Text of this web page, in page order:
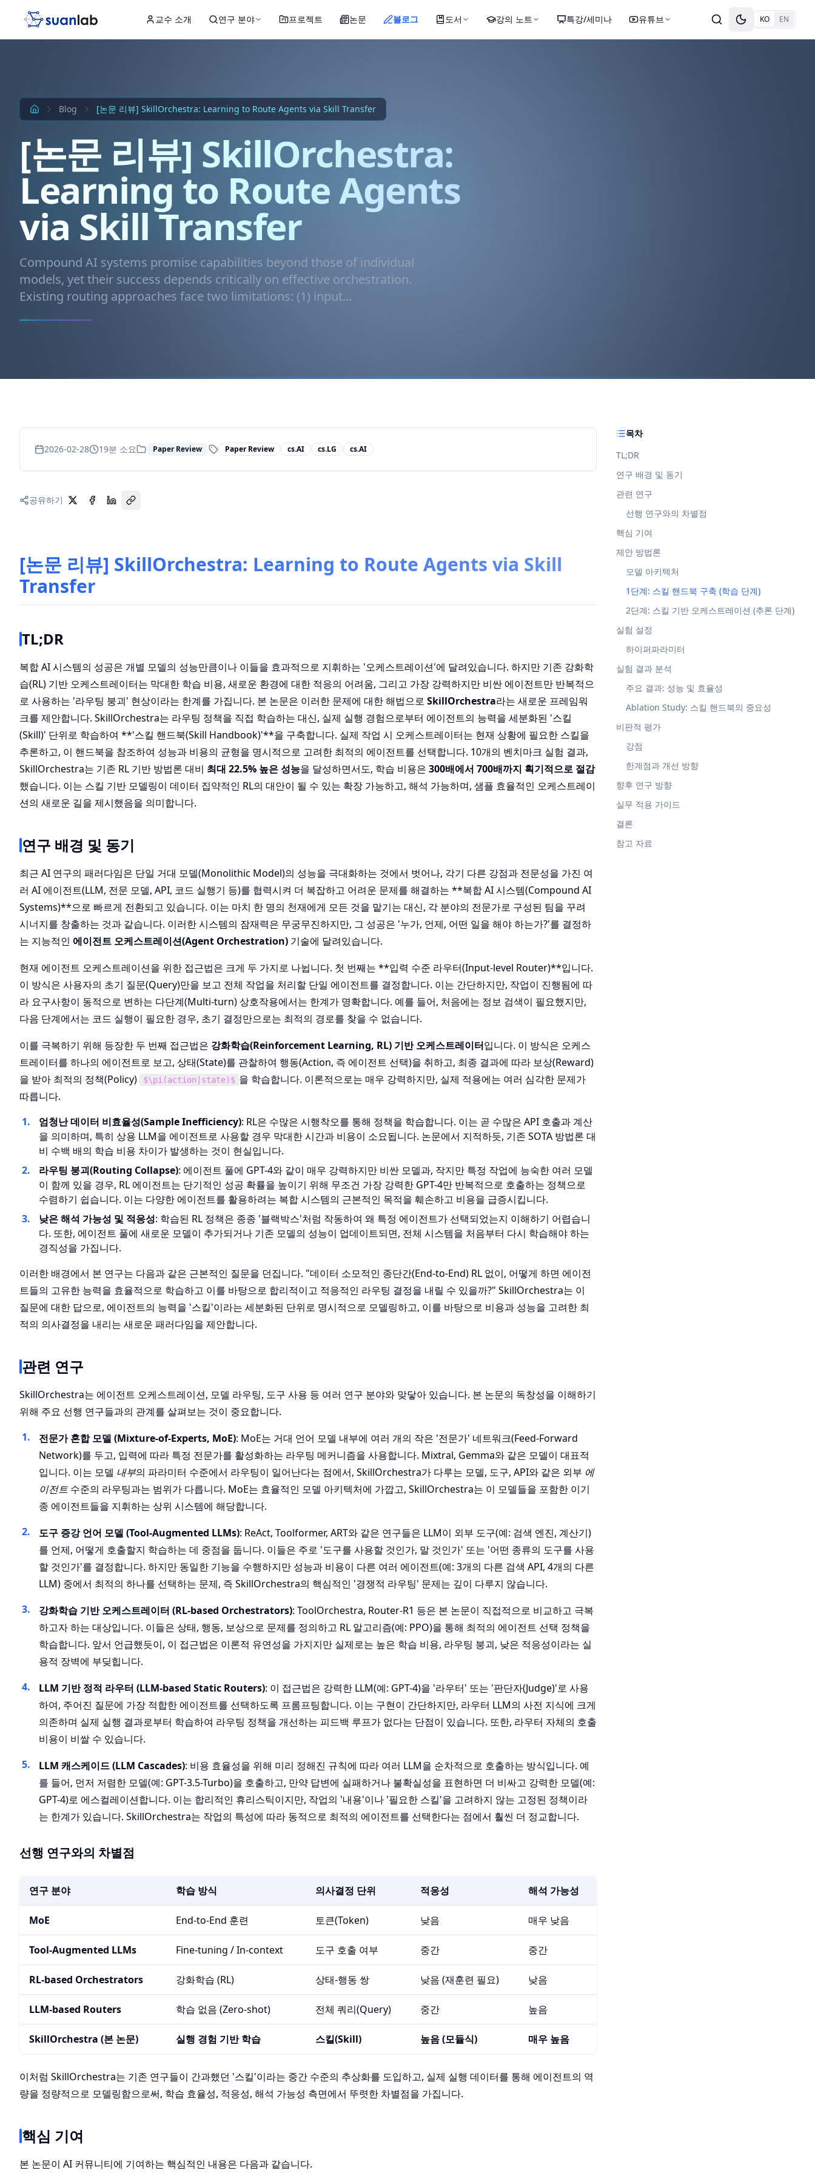
교수 소개 연구 분야 프로젝트 논문 블로그 도서 강의 노트 특강/세미나 유튜브 Toggle theme
KO EN
Blog [논문 리뷰] SkillOrchestra: Learning to Route Agents via Skill Transfer
[논문 리뷰] SkillOrchestra:
Learning to Route Agents
via Skill Transfer
Compound AI systems promise capabilities beyond those of individual
models, yet their success depends critically on effective orchestration.
Existing routing approaches face two limitations: (1) input...
2026-02-28 19분 소요 Paper Review Paper Review cs.AI cs.LG cs.AI
공유하기
[논문 리뷰] SkillOrchestra: Learning to Route Agents via Skill
Transfer
TL;DR
복합 AI 시스템의 성공은 개별 모델의 성능만큼이나 이들을 효과적으로 지휘하는 '오케스트레이션'에 달려있습니다. 하지만 기존 강화학
습(RL) 기반 오케스트레이터는 막대한 학습 비용, 새로운 환경에 대한 적응의 어려움, 그리고 가장 강력하지만 비싼 에이전트만 반복적으
로 사용하는 '라우팅 붕괴' 현상이라는 한계를 가집니다. 본 논문은 이러한 문제에 대한 해법으로 SkillOrchestra라는 새로운 프레임워
크를 제안합니다. SkillOrchestra는 라우팅 정책을 직접 학습하는 대신, 실제 실행 경험으로부터 에이전트의 능력을 세분화된 '스킬
(Skill)' 단위로 학습하여 **'스킬 핸드북(Skill Handbook)'**을 구축합니다. 실제 작업 시 오케스트레이터는 현재 상황에 필요한 스킬을
추론하고, 이 핸드북을 참조하여 성능과 비용의 균형을 명시적으로 고려한 최적의 에이전트를 선택합니다. 10개의 벤치마크 실험 결과,
SkillOrchestra는 기존 RL 기반 방법론 대비 최대 22.5% 높은 성능을 달성하면서도, 학습 비용은 300배에서 700배까지 획기적으로 절감
했습니다. 이는 스킬 기반 모델링이 데이터 집약적인 RL의 대안이 될 수 있는 확장 가능하고, 해석 가능하며, 샘플 효율적인 오케스트레이
션의 새로운 길을 제시했음을 의미합니다.
연구 배경 및 동기
최근 AI 연구의 패러다임은 단일 거대 모델(Monolithic Model)의 성능을 극대화하는 것에서 벗어나, 각기 다른 강점과 전문성을 가진 여
러 AI 에이전트(LLM, 전문 모델, API, 코드 실행기 등)를 협력시켜 더 복잡하고 어려운 문제를 해결하는 **복합 AI 시스템(Compound AI
Systems)**으로 빠르게 전환되고 있습니다. 이는 마치 한 명의 천재에게 모든 것을 맡기는 대신, 각 분야의 전문가로 구성된 팀을 꾸려
시너지를 창출하는 것과 같습니다. 이러한 시스템의 잠재력은 무궁무진하지만, 그 성공은 '누가, 언제, 어떤 일을 해야 하는가?'를 결정하
는 지능적인 에이전트 오케스트레이션(Agent Orchestration) 기술에 달려있습니다.
현재 에이전트 오케스트레이션을 위한 접근법은 크게 두 가지로 나뉩니다. 첫 번째는 **입력 수준 라우터(Input-level Router)**입니다.
이 방식은 사용자의 초기 질문(Query)만을 보고 전체 작업을 처리할 단일 에이전트를 결정합니다. 이는 간단하지만, 작업이 진행됨에 따
라 요구사항이 동적으로 변하는 다단계(Multi-turn) 상호작용에서는 한계가 명확합니다. 예를 들어, 처음에는 정보 검색이 필요했지만,
다음 단계에서는 코드 실행이 필요한 경우, 초기 결정만으로는 최적의 경로를 찾을 수 없습니다.
이를 극복하기 위해 등장한 두 번째 접근법은 강화학습(Reinforcement Learning, RL) 기반 오케스트레이터입니다. 이 방식은 오케스
트레이터를 하나의 에이전트로 보고, 상태(State)를 관찰하여 행동(Action, 즉 에이전트 선택)을 취하고, 최종 결과에 따라 보상(Reward)
을 받아 최적의 정책(Policy)
$\pi(action|state)$ 을 학습합니다. 이론적으로는 매우 강력하지만, 실제 적용에는 여러 심각한 문제가
따릅니다.
엄청난 데이터 비효율성(Sample Inefficiency): RL은 수많은 시행착오를 통해 정책을 학습합니다. 이는 곧 수많은 API 호출과 계산
을 의미하며, 특히 상용 LLM을 에이전트로 사용할 경우 막대한 시간과 비용이 소요됩니다. 논문에서 지적하듯, 기존 SOTA 방법론 대
비 수백 배의 학습 비용 차이가 발생하는 것이 현실입니다.
라우팅 붕괴(Routing Collapse): 에이전트 풀에 GPT-4와 같이 매우 강력하지만 비싼 모델과, 작지만 특정 작업에 능숙한 여러 모델
이 함께 있을 경우, RL 에이전트는 단기적인 성공 확률을 높이기 위해 무조건 가장 강력한 GPT-4만 반복적으로 호출하는 정책으로
수렴하기 쉽습니다. 이는 다양한 에이전트를 활용하려는 복합 시스템의 근본적인 목적을 훼손하고 비용을 급증시킵니다.
낮은 해석 가능성 및 적응성: 학습된 RL 정책은 종종 '블랙박스'처럼 작동하여 왜 특정 에이전트가 선택되었는지 이해하기 어렵습니
다. 또한, 에이전트 풀에 새로운 모델이 추가되거나 기존 모델의 성능이 업데이트되면, 전체 시스템을 처음부터 다시 학습해야 하는
경직성을 가집니다.
이러한 배경에서 본 연구는 다음과 같은 근본적인 질문을 던집니다. "데이터 소모적인 종단간(End-to-End) RL 없이, 어떻게 하면 에이전
트들의 고유한 능력을 효율적으로 학습하고 이를 바탕으로 합리적이고 적응적인 라우팅 결정을 내릴 수 있을까?" SkillOrchestra는 이
질문에 대한 답으로, 에이전트의 능력을 '스킬'이라는 세분화된 단위로 명시적으로 모델링하고, 이를 바탕으로 비용과 성능을 고려한 최
적의 의사결정을 내리는 새로운 패러다임을 제안합니다.
관련 연구
SkillOrchestra는 에이전트 오케스트레이션, 모델 라우팅, 도구 사용 등 여러 연구 분야와 맞닿아 있습니다. 본 논문의 독창성을 이해하기
위해 주요 선행 연구들과의 관계를 살펴보는 것이 중요합니다.
전문가 혼합 모델 (Mixture-of-Experts, MoE): MoE는 거대 언어 모델 내부에 여러 개의 작은 '전문가' 네트워크(Feed-Forward
Network)를 두고, 입력에 따라 특정 전문가를 활성화하는 라우팅 메커니즘을 사용합니다. Mixtral, Gemma와 같은 모델이 대표적
입니다. 이는 모델 내부의 파라미터 수준에서 라우팅이 일어난다는 점에서, SkillOrchestra가 다루는 모델, 도구, API와 같은 외부 에
이전트 수준의 라우팅과는 범위가 다릅니다. MoE는 효율적인 모델 아키텍처에 가깝고, SkillOrchestra는 이 모델들을 포함한 이기
종 에이전트들을 지휘하는 상위 시스템에 해당합니다.
도구 증강 언어 모델 (Tool-Augmented LLMs): ReAct, Toolformer, ART와 같은 연구들은 LLM이 외부 도구(예: 검색 엔진, 계산기)
를 언제, 어떻게 호출할지 학습하는 데 중점을 둡니다. 이들은 주로 '도구를 사용할 것인가, 말 것인가' 또는 '어떤 종류의 도구를 사용
할 것인가'를 결정합니다. 하지만 동일한 기능을 수행하지만 성능과 비용이 다른 여러 에이전트(예: 3개의 다른 검색 API, 4개의 다른
LLM) 중에서 최적의 하나를 선택하는 문제, 즉 SkillOrchestra의 핵심적인 '경쟁적 라우팅' 문제는 깊이 다루지 않습니다.
강화학습 기반 오케스트레이터 (RL-based Orchestrators): ToolOrchestra, Router-R1 등은 본 논문이 직접적으로 비교하고 극복
하고자 하는 대상입니다. 이들은 상태, 행동, 보상으로 문제를 정의하고 RL 알고리즘(예: PPO)을 통해 최적의 에이전트 선택 정책을
학습합니다. 앞서 언급했듯이, 이 접근법은 이론적 유연성을 가지지만 실제로는 높은 학습 비용, 라우팅 붕괴, 낮은 적응성이라는 실
용적 장벽에 부딪힙니다.
LLM 기반 정적 라우터 (LLM-based Static Routers): 이 접근법은 강력한 LLM(예: GPT-4)을 '라우터' 또는 '판단자(Judge)'로 사용
하여, 주어진 질문에 가장 적합한 에이전트를 선택하도록 프롬프팅합니다. 이는 구현이 간단하지만, 라우터 LLM의 사전 지식에 크게
의존하며 실제 실행 결과로부터 학습하여 라우팅 정책을 개선하는 피드백 루프가 없다는 단점이 있습니다. 또한, 라우터 자체의 호출
비용이 비쌀 수 있습니다.
LLM 캐스케이드 (LLM Cascades): 비용 효율성을 위해 미리 정해진 규칙에 따라 여러 LLM을 순차적으로 호출하는 방식입니다. 예
를 들어, 먼저 저렴한 모델(예: GPT-3.5-Turbo)을 호출하고, 만약 답변에 실패하거나 불확실성을 표현하면 더 비싸고 강력한 모델(예:
GPT-4)로 에스컬레이션합니다. 이는 합리적인 휴리스틱이지만, 작업의 '내용'이나 '필요한 스킬'을 고려하지 않는 고정된 정책이라
는 한계가 있습니다. SkillOrchestra는 작업의 특성에 따라 동적으로 최적의 에이전트를 선택한다는 점에서 훨씬 더 정교합니다.
선행 연구와의 차별점
연구 분야 학습 방식 의사결정 단위 적응성 해석 가능성
MoE End-to-End 훈련 토큰(Token) 낮음 매우 낮음
Tool-Augmented LLMs Fine-tuning / In-context 도구 호출 여부 중간 중간
RL-based Orchestrators 강화학습 (RL) 상태-행동 쌍 낮음 (재훈련 필요) 낮음
LLM-based Routers 학습 없음 (Zero-shot) 전체 쿼리(Query) 중간 높음
SkillOrchestra (본 논문) 실행 경험 기반 학습 스킬(Skill) 높음 (모듈식) 매우 높음
이처럼 SkillOrchestra는 기존 연구들이 간과했던 '스킬'이라는 중간 수준의 추상화를 도입하고, 실제 실행 데이터를 통해 에이전트의 역
량을 정량적으로 모델링함으로써, 학습 효율성, 적응성, 해석 가능성 측면에서 뚜렷한 차별점을 가집니다.
핵심 기여
본 논문이 AI 커뮤니티에 기여하는 핵심적인 내용은 다음과 같습니다.
목차
TL;DR
연구 배경 및 동기
관련 연구
선행 연구와의 차별점
핵심 기여
제안 방법론
모델 아키텍처
1단계: 스킬 핸드북 구축 (학습 단계)
2단계: 스킬 기반 오케스트레이션 (추론 단계)
실험 설정
하이퍼파라미터
실험 결과 분석
주요 결과: 성능 및 효율성
Ablation Study: 스킬 핸드북의 중요성
비판적 평가
강점
한계점과 개선 방향
향후 연구 방향
실무 적용 가이드
결론
참고 자료